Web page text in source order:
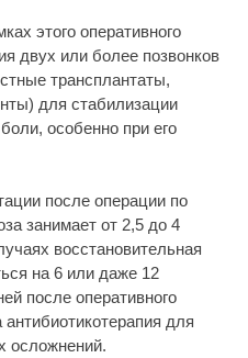
этого оперативного
двух или более позвонков
трансплантаты,
для стабилизации
особенно при его
после операции по
занимает от 2,5 до 4
восстановительная
на 6 или даже 12
после оперативного
для
осложнений.